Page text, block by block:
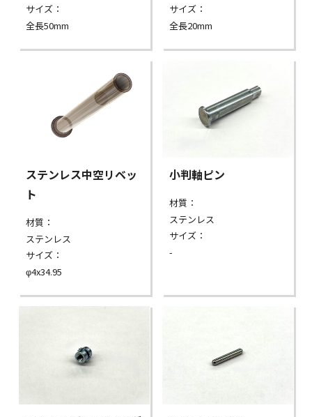
サイズ：
全長50mm
サイズ：
全長20mm
ステンレス中空リベッ
ト
材質：
ステンレス
サイズ：
φ4x34.95
小判軸ピン
材質：
ステンレス
サイズ：
-